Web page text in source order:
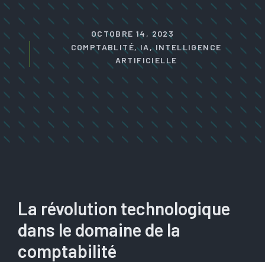
OCTOBRE 14, 2023
COMPTABLITÉ,IA,INTELLIGENCE
ARTIFICIELLE
La révolution technologique
dans le domaine de la
comptabilité